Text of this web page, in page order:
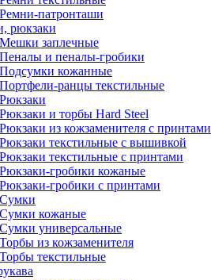
Ремни-патронташи
рюкзаки
Мешки заплечные
Пеналы и пеналы-гробики
Подсумки кожанные
Портфели-ранцы текстильные
Рюкзаки
Рюкзаки и торбы Hard Steel
Рюкзаки из кожзаменителя с принтами
Рюкзаки текстильные с вышивкой
Рюкзаки текстильные с принтами
Рюкзаки-гробики кожаные
Рюкзаки-гробики с принтами
Сумки
Сумки кожаные
Сумки универсальные
Торбы из кожзаменителя
Торбы текстильные